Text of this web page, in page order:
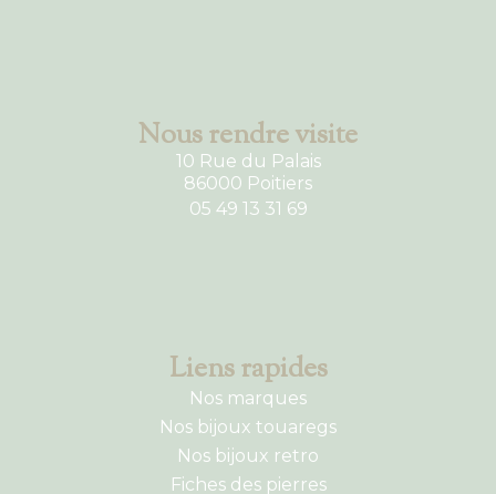
Nous rendre visite
10 Rue du Palais
86000 Poitiers
05 49 13 31 69
Liens rapides
Nos marques
Nos bijoux touaregs
Nos bijoux retro
Fiches des pierres